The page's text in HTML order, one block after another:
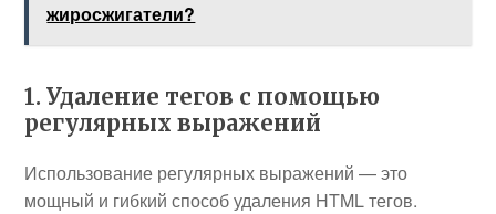
жиросжигатели?
1. Удаление тегов с помощью
регулярных выражений
Использование регулярных выражений — это
мощный и гибкий способ удаления HTML тегов.